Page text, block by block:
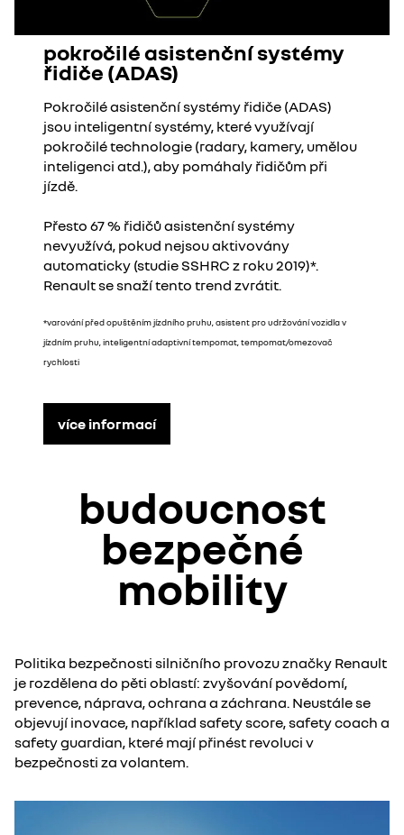
pokročilé asistenční systémy
řidiče (ADAS)
Pokročilé asistenční systémy řidiče (ADAS)
jsou inteligentní systémy, které využívají
pokročilé technologie (radary, kamery, umělou
inteligenci atd.), aby pomáhaly řidičům při
jízdě.
Přesto 67 % řidičů asistenční systémy
nevyužívá, pokud nejsou aktivovány
automaticky (studie SSHRC z roku 2019)*.
Renault se snaží tento trend zvrátit.
*varování před opuštěním jízdního pruhu, asistent pro udržování vozidla v
jízdním pruhu, inteligentní adaptivní tempomat, tempomat/omezovač
rychlosti
více informací
budoucnost
bezpečné
mobility​
Politika bezpečnosti silničního provozu značky Renault
je rozdělena do pěti oblastí: zvyšování povědomí,
prevence, náprava, ochrana a záchrana. Neustále se
objevují inovace, například safety score, safety coach a
safety guardian, které mají přinést revoluci v
bezpečnosti za volantem.